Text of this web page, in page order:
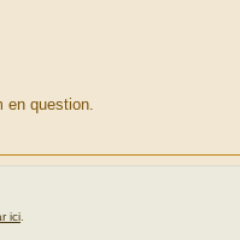
en question.
ici